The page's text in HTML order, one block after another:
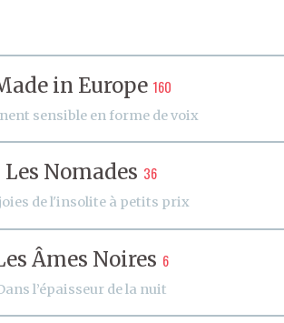
in Europe 160
sensible en forme de voix
Les Nomades 36
de l'insolite à petits prix
Âmes Noires 6
l’épaisseur de la nuit